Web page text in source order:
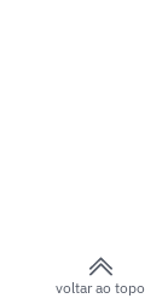
voltar ao topo